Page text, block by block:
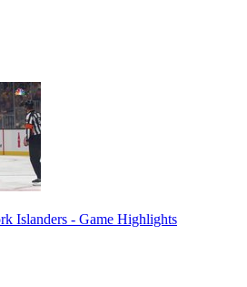
Islanders - Game Highlights